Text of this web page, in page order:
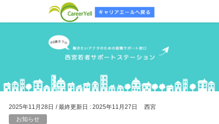
2025年11月28日 / 最終更新日 : 2025年11月27日
西宮
お知らせ